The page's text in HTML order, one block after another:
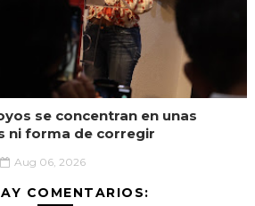
se concentran en unas
ni forma de corregir
Aug 06, 2026
COMENTARIOS: